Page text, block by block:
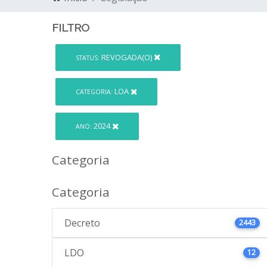
FILTRO
STATUS: REVOGADA(O)
CATEGORIA: LOA
ANO: 2024
Categoria
Categoria
Decreto 2443
LDO 12